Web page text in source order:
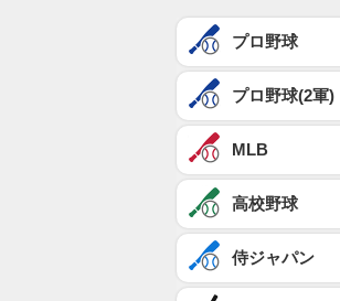
プロ野球
プロ野球(2軍)
MLB
高校野球
侍ジャパン